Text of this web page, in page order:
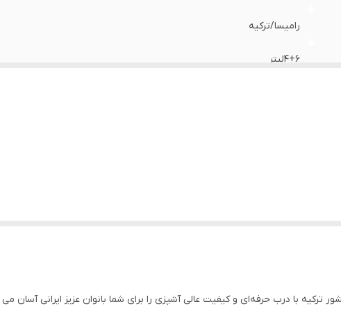
رامیسا‌/ترکیه
۴+۶لیتر
✅️‌دوسته
استفاده کنید.